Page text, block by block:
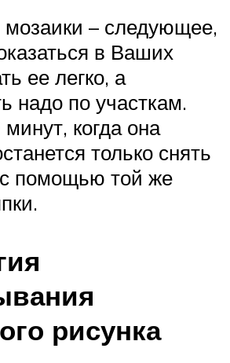
мозаики – следующее,
в Ваших
ее легко, а
надо по участкам.
когда она
только снять
помощью той же
рисунка